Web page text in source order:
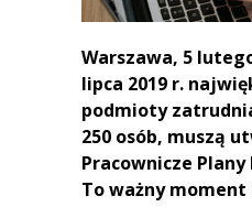
Warszawa, 5
lipca 2019 r.
podmioty
250 osób, muszą
Pracownicze Plany
To ważny